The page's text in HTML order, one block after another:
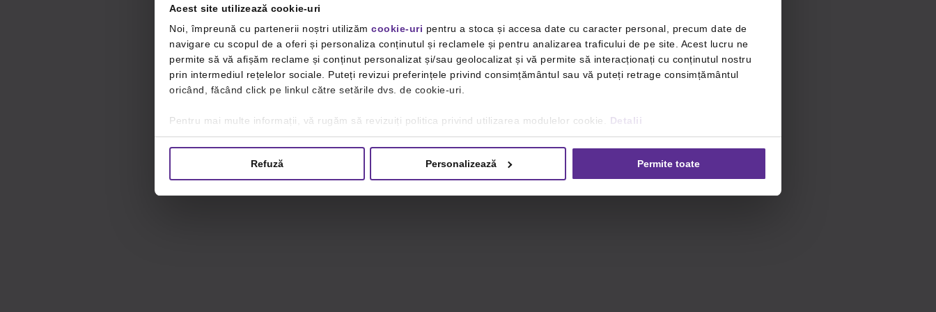
Acest site utilizează cookie-uri
Noi, împreună cu partenerii noștri utilizăm cookie-uri pentru a stoca și accesa date cu caracter personal, precum date de
navigare cu scopul de a oferi și personaliza conținutul și reclamele și pentru analizarea traficului de pe site. Acest lucru ne
permite să vă afișăm reclame și conținut personalizat și/sau geolocalizat și vă permite să interacționați cu conținutul nostru
prin intermediul rețelelor sociale. Puteți revizui preferințele privind consimțământul sau vă puteți retrage consimțământul
oricând, făcând click pe linkul către setările dvs. de cookie-uri.
Pentru mai multe informații, vă rugăm să revizuiți politica privind utilizarea modulelor cookie. Detalii
Refuză Personalizează Permite toate